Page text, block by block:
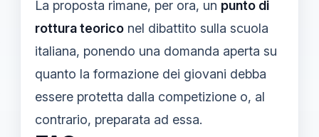
La proposta rimane, per ora, un punto di
rottura teorico nel dibattito sulla scuola
italiana, ponendo una domanda aperta su
quanto la formazione dei giovani debba
essere protetta dalla competizione o, al
contrario, preparata ad essa.